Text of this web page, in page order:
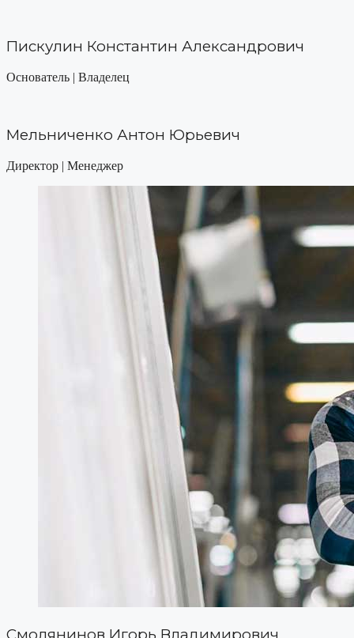
Пискулин Константин Александрович
Основатель | Владелец
Мельниченко Антон Юрьевич
Директор | Менеджер
Смолянинов Игорь Владимирович